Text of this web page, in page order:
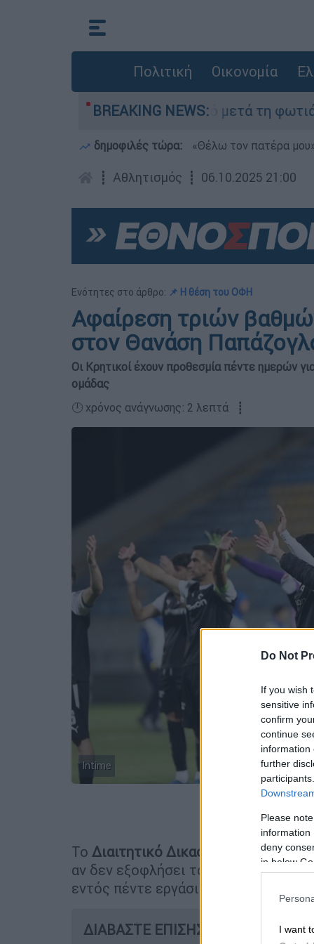
Do Not
If you wish
sensitive
confirm
continue
information
further
Please
information
deny
in below
I want
Πολιτική Οικονομία
BREAKING NEWS:
στο Πόρτο Γερμανό μετά τη φωτιά -
δημοφιλές τώρα: «Θέλω τον πατέρα
┋ Αθλητισμός ┋ 06.10.2025 21:00
Ενότητες στο άρθρο: 📌 H θέση του ΟΦΗ
Αφαίρεση τριών
στον Θανάση
Οι Κρητικοί έχουν προθεσμία πέντε ημερών
ομάδας
🕛 χρόνος ανάγνωσης: 2 λεπτά ┋
Intime
Το Διαιτητικό Δικαστήριο τηςΕΠΟ
αν δεν εξοφλήσει τον πρώην
εντός πέντε εργάσιμων ημερών.
ΔΙΑΒΑΣΤΕ ΕΠΙΣΗΣ